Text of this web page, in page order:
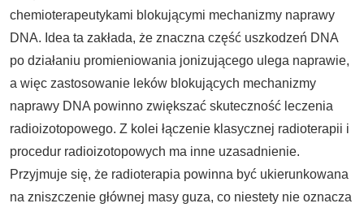
chemioterapeutykami blokującymi mechanizmy naprawy
DNA. Idea ta zakłada, że znaczna część uszkodzeń DNA
po działaniu promieniowania jonizującego ulega naprawie,
a więc zastosowanie leków blokujących mechanizmy
naprawy DNA powinno zwiększać skuteczność leczenia
radioizotopowego. Z kolei łączenie klasycznej radioterapii i
procedur radioizotopowych ma inne uzasadnienie.
Przyjmuje się, że radioterapia powinna być ukierunkowana
na zniszczenie głównej masy guza, co niestety nie oznacza